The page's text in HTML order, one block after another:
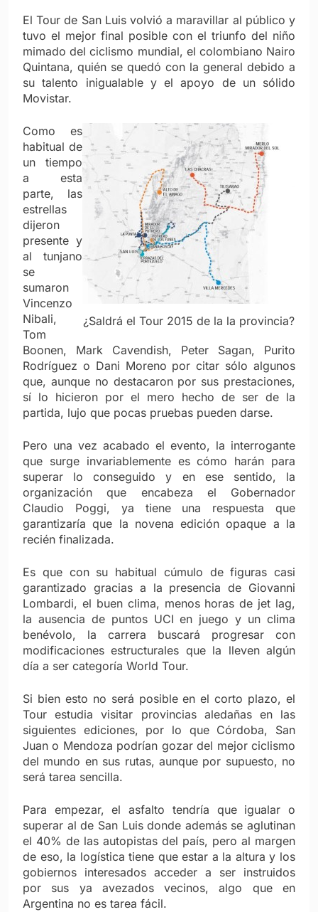
El Tour de San Luis volvió a maravillar al público y
tuvo el mejor final posible con el triunfo del niño
mimado del ciclismo mundial, el colombiano Nairo
Quintana, quién se quedó con la general debido a
su talento inigualable y el apoyo de un sólido
Movistar.
¿Saldrá el Tour 2015 de la la provincia?
Como es
habitual de
un tiempo
a esta
parte, las
estrellas
dijeron
presente y
al tunjano
se
sumaron
Vincenzo
Nibali,
Tom
Boonen, Mark Cavendish, Peter Sagan, Purito
Rodríguez o Dani Moreno por citar sólo algunos
que, aunque no destacaron por sus prestaciones,
sí lo hicieron por el mero hecho de ser de la
partida, lujo que pocas pruebas pueden darse.
Pero una vez acabado el evento, la interrogante
que surge invariablemente es cómo harán para
superar lo conseguido y en ese sentido, la
organización que encabeza el Gobernador
Claudio Poggi, ya tiene una respuesta que
garantizaría que la novena edición opaque a la
recién finalizada.
Es que con su habitual cúmulo de figuras casi
garantizado gracias a la presencia de Giovanni
Lombardi, el buen clima, menos horas de jet lag,
la ausencia de puntos UCI en juego y un clima
benévolo, la carrera buscará progresar con
modificaciones estructurales que la lleven algún
día a ser categoría World Tour.
Si bien esto no será posible en el corto plazo, el
Tour estudia visitar provincias aledañas en las
siguientes ediciones, por lo que Córdoba, San
Juan o Mendoza podrían gozar del mejor ciclismo
del mundo en sus rutas, aunque por supuesto, no
será tarea sencilla.
Para empezar, el asfalto tendría que igualar o
superar al de San Luis donde además se aglutinan
el 40% de las autopistas del país, pero al margen
de eso, la logística tiene que estar a la altura y los
gobiernos interesados acceder a ser instruidos
por sus ya avezados vecinos, algo que en
Argentina no es tarea fácil.